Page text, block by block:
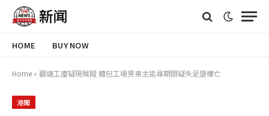
HOME BUY NOW
Home » 觀塘工廈疑現賊蹤 麵包工場男東主追尋期間疑失足墮樓亡
港聞